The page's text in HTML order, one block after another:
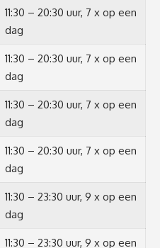
11:30 – 20:30 uur, 7 x op een
dag
11:30 – 20:30 uur, 7 x op een
dag
11:30 – 20:30 uur, 7 x op een
dag
11:30 – 20:30 uur, 7 x op een
dag
11:30 – 23:30 uur, 9 x op een
dag
11:30 – 23:30 uur, 9 x op een